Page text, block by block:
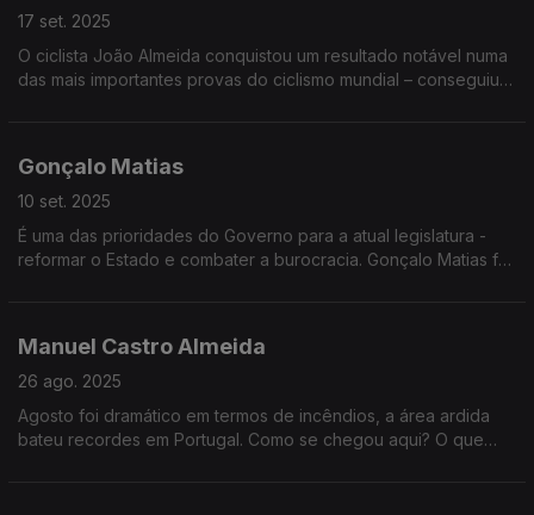
17 set. 2025
O ciclista João Almeida conquistou um resultado notável numa
das mais importantes provas do ciclismo mundial – conseguiu o
Gonçalo Matias
10 set. 2025
É uma das prioridades do Governo para a atual legislatura -
reformar o Estado e combater a burocracia. Gonçalo Matias foi
Manuel Castro Almeida
26 ago. 2025
Agosto foi dramático em termos de incêndios, a área ardida
bateu recordes em Portugal. Como se chegou aqui? O que